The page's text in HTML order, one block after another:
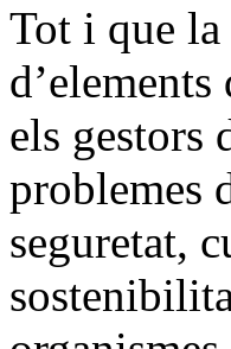
Tot i que
els gestors
problemes
seguretat,